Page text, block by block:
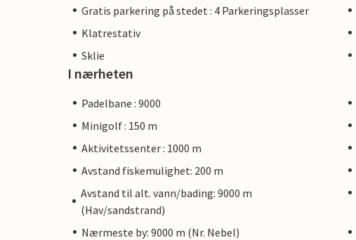
Gratis parkering på stedet : 4 Parkeringsplasser
Klatrestativ
Sklie
I nærheten
Padelbane : 9000
Minigolf : 150 m
Aktivitetssenter : 1000 m
Avstand fiskemulighet: 200 m
Avstand til alt. vann/bading: 9000 m
(Hav/sandstrand)
Nærmeste by: 9000 m (Nr. Nebel)